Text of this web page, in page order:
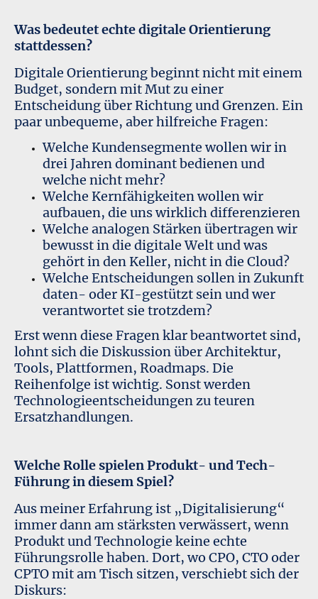
Was bedeutet echte digitale Orientierung
stattdessen?
Digitale Orientierung beginnt nicht mit einem
Budget, sondern mit Mut zu einer
Entscheidung über Richtung und Grenzen. Ein
paar unbequeme, aber hilfreiche Fragen:
Welche Kundensegmente wollen wir in
drei Jahren dominant bedienen und
welche nicht mehr?
Welche Kernfähigkeiten wollen wir
aufbauen, die uns wirklich differenzieren
Welche analogen Stärken übertragen wir
bewusst in die digitale Welt und was
gehört in den Keller, nicht in die Cloud?
Welche Entscheidungen sollen in Zukunft
daten- oder KI-gestützt sein und wer
verantwortet sie trotzdem?
Erst wenn diese Fragen klar beantwortet sind,
lohnt sich die Diskussion über Architektur,
Tools, Plattformen, Roadmaps. Die
Reihenfolge ist wichtig. Sonst werden
Technologieentscheidungen zu teuren
Ersatzhandlungen.
Welche Rolle spielen Produkt- und Tech-
Führung in diesem Spiel?
Aus meiner Erfahrung ist „Digitalisierung“
immer dann am stärksten verwässert, wenn
Produkt und Technologie keine echte
Führungsrolle haben. Dort, wo CPO, CTO oder
CPTO mit am Tisch sitzen, verschiebt sich der
Diskurs: